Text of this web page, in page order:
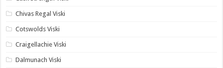
Chivas Regal Viski
Cotswolds Viski
Craigellachie Viski
Dalmunach Viski